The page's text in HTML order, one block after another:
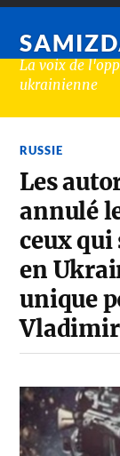
La voix de
ukrainienne
RUSSIE
Les
annulé
ceux qui
en
unique